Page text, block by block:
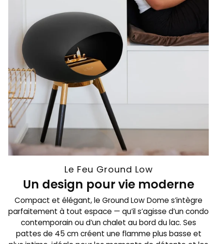
Le Feu Ground Low
Un design pour vie moderne
Compact et élégant, le Ground Low Dome s’intègre
parfaitement à tout espace — qu’il s’agisse d’un condo
contemporain ou d’un chalet au bord du lac. Ses
pattes de 45 cm créent une flamme plus basse et